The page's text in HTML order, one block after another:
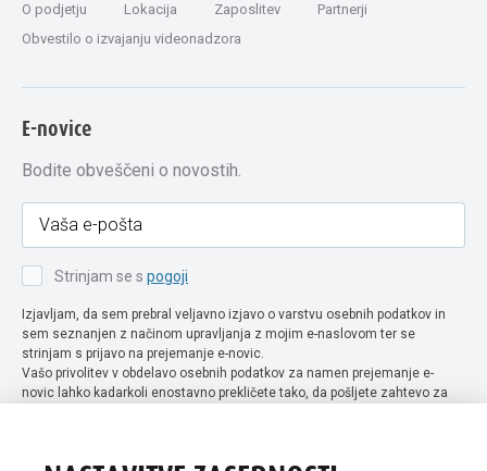
O podjetju Lokacija Zaposlitev
Partnerji
Obvestilo o izvajanju videonadzora
E-novice
Bodite obveščeni o novostih.
Strinjam se s pogoji
Izjavljam, da sem prebral veljavno izjavo o varstvu osebnih podatkov in
sem seznanjen z načinom upravljanja z mojim e-naslovom ter se
strinjam s prijavo na prejemanje e-novic.
Vašo privolitev v obdelavo osebnih podatkov za namen prejemanje e-
novic lahko kadarkoli enostavno prekličete tako, da pošljete zahtevo za